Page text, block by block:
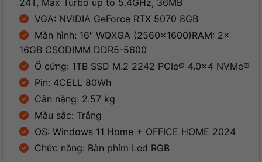
24T, Max Turbo up to 5.4GHz, 36MB
VGA: NVIDIA GeForce RTX 5070 8GB
Màn hình: 16″ WQXGA (2560×1600)RAM: 2x
16GB CSODIMM DDR5-5600
Ổ cứng: 1TB SSD M.2 2242 PCIe® 4.0×4 NVMe®
Pin: 4CELL 80Wh
Cân nặng: 2.57 kg
Màu sắc: Trắng
OS: Windows 11 Home + OFFICE HOME 2024
Chức năng: Bàn phím Led RGB